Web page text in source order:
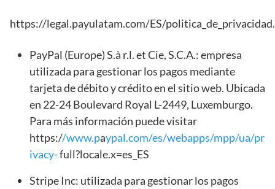
https://legal.payulatam.com/ES/
PayPal (Europe) S.à r.l. et Cie, S.C.A.: empresa
utilizada para gestionar los pagos mediante
tarjeta de débito y crédito en el sitio web. Ubicada
en 22-24 Boulevard Royal L-2449, Luxemburgo.
Para más información puede visitar
https://www.paypal.com/es/webapps/mpp/ua/pr
ivacy-full?locale.x=es_ES
Stripe Inc: utilizada para gestionar los pagos